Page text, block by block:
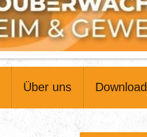
Über uns Download